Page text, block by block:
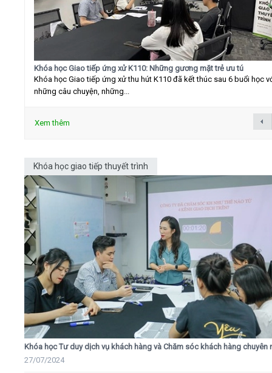
Khóa học Giao tiếp ứng xử K110: Những gương mặt trẻ ưu tú
Khóa học Giao tiếp ứng xử thu hút K110 đã kết thúc sau 6 buổi học
những câu chuyện, những...
Xem thêm
Khóa học giao tiếp thuyết trình
Khóa học Tư duy dịch vụ khách hàng và Chăm sóc khách hàng chuyên
27/07/2024